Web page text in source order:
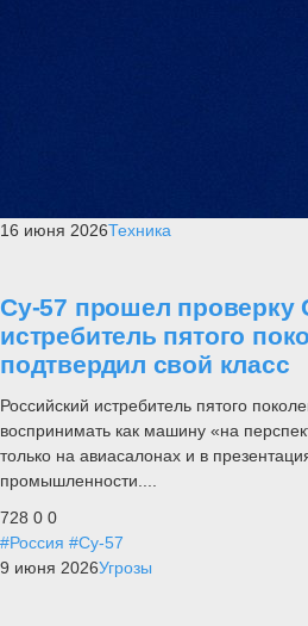
16 июня 2026Техника
Су-57 прошел проверку
истребитель пятого
подтвердил свой класс
Российский истребитель пятого
воспринимать как машину «на
только на авиасалонах и в
промышленности....
728 0 0
#Россия #Су-57
9 июня 2026Угрозы